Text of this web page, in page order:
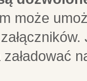
może
załadować